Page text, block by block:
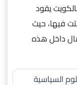
يقود
فيها، حيث
داخل هذه
السياسية